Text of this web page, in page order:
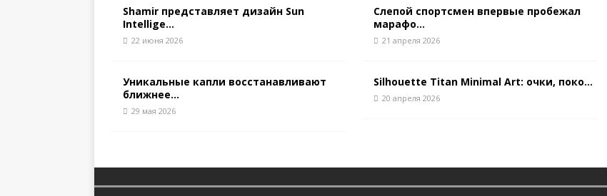
Shamir представляет дизайн Sun
Intellige...
22 июня 2026
Уникальные капли восстанавливают
ближнее...
29 мая 2026
Слепой спортсмен впервые пробежал
марафо...
21 апреля 2026
Silhouette Titan Minimal Art: очки, поко...
20 апреля 2026